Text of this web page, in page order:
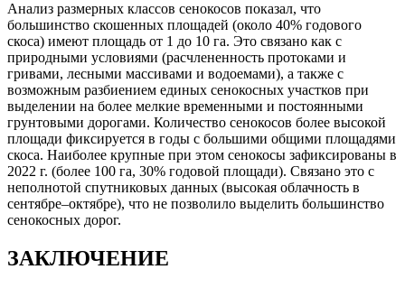
Анализ размерных классов сенокосов показал, что
большинство скошенных площадей (около 40% годового
скоса) имеют площадь от 1 до 10 га. Это связано как с
природными условиями (расчлененность протоками и
гривами, лесными массивами и водоемами), а также с
возможным разбиением единых сенокосных участков при
выделении на более мелкие временными и постоянными
грунтовыми дорогами. Количество сенокосов более высокой
площади фиксируется в годы с большими общими площадями
скоса. Наиболее крупные при этом сенокосы зафиксированы в
2022 г. (более 100 га, 30% годовой площади). Связано это с
неполнотой спутниковых данных (высокая облачность в
сентябре–октябре), что не позволило выделить большинство
сенокосных дорог.
ЗАКЛЮЧЕНИЕ